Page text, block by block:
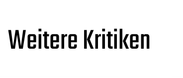
Weitere Kritiken